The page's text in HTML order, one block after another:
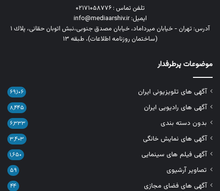
تلفن تماس : ۰۲۱۷۱۰۵۸۷۷۶
ایمیل: info@mediaarshiv.ir
آدرس: تهران - خیابان میرداماد، خیابان مصدق جنوبی،نبش اتوبان حقانی، پلاك ١
(ساختمان روزنامه اطلاعات)، طبقه ۱۳
موضوعات پرطرفدار
آگهی های تلویزیونی ایران ۶۹,۱۰۶
آگهی های رادیویی ایران ۸,۴۴۵
بدون دسته بندی ۶,۳۳۳
آگهی های نمایش خانگی ۳,۴۰۳
آگهی فیلم های سینمایی ۱,۶۵۰
تصاویر آرشیوی ۵۹
آگهی های فضای مجازی ۴۴